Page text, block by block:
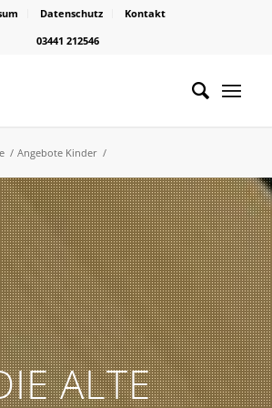
Datenschutz
Kontakt
03441 212546
/ Angebote Kinder /
ALTE